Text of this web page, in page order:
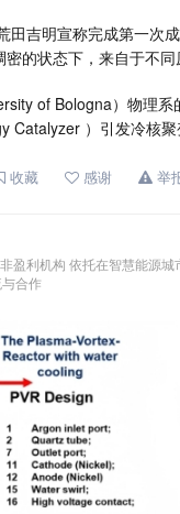
田吉明宣称完成第一次
的状态下，来自于不同
of Bologna）物理
Catalyzer ）引发冷核聚
收藏 感谢 举
盈利机构 依托在智慧能源
合作